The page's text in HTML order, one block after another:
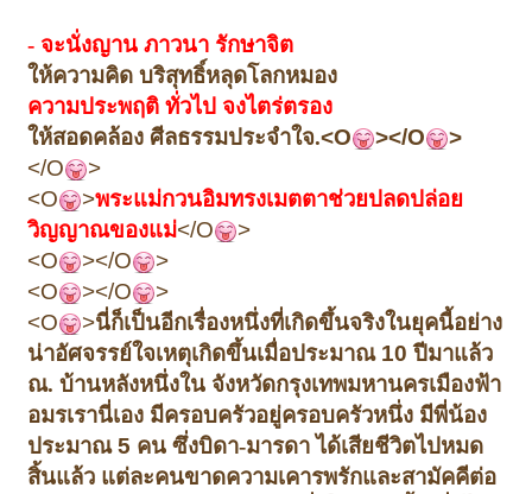
- จะนั่งญาน ภาวนา รักษาจิต
ให้ความคิด บริสุทธิ์หลุดโลกหมอง
ความประพฤติ ทั่วไป จงไตร่ตรอง
ให้สอดคล้อง ศีลธรรมประจำใจ.<O ></O
>
</O
>
<O
>พระแม่กวนอิมทรงเมตตาช่วยปลดปล่อย
วิญญาณของแม่</O
>
<O
></O
>
<O
></O
>
<O
>นี่ก็เป็นอีกเรื่องหนึ่งที่เกิดขึ้นจริงในยุคนี้อย่าง
น่าอัศจรรย์ใจเหตุเกิดขึ้นเมื่อประมาณ 10ปีมาแล้ว
ณ. บ้านหลังหนึ่งใน จังหวัดกรุงเทพมหานครเมืองฟ้า
อมรเรานี่เอง มีครอบครัวอยู่ครอบครัวหนึ่ง มีพี่น้อง
ประมาณ5 คน ซึ่งบิดา-มารดา ได้เสียชีวิตไปหมด
สิ้นแล้ว แต่ละคนขาดความเคารพรักและสามัคคีต่อ